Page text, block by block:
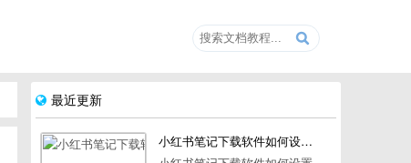
最近更新
小红书笔记下载软件如何设置浏览器路径